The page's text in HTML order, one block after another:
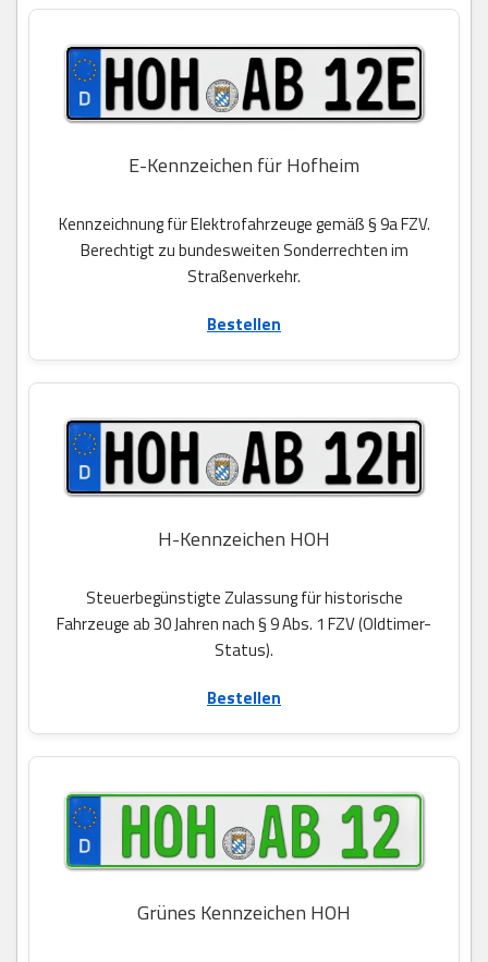
E-Kennzeichen für Hofheim
Kennzeichnung für Elektrofahrzeuge gemäß § 9a FZV.
Berechtigt zu bundesweiten Sonderrechten im
Straßenverkehr.
Bestellen
H-Kennzeichen HOH
Steuerbegünstigte Zulassung für historische
Fahrzeuge ab 30 Jahren nach § 9 Abs. 1 FZV (Oldtimer-
Status).
Bestellen
Grünes Kennzeichen HOH